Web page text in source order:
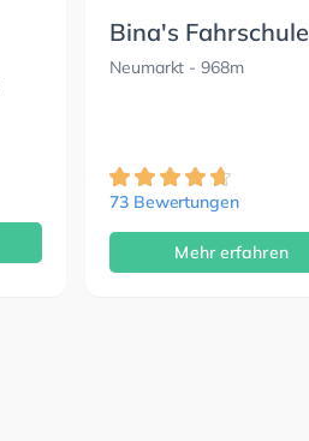
Bina's Fahrschule
Neumarkt - 968m
73 Bewertungen
Mehr erfahren